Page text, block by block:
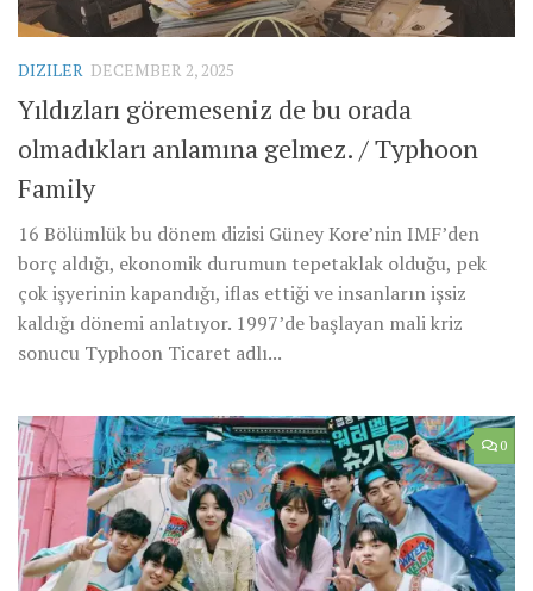
DIZILER DECEMBER 2, 2025
Yıldızları göremeseniz de bu orada
olmadıkları anlamına gelmez. / Typhoon
Family
16 Bölümlük bu dönem dizisi Güney Kore’nin IMF’den
borç aldığı, ekonomik durumun tepetaklak olduğu, pek
çok işyerinin kapandığı, iflas ettiği ve insanların işsiz
kaldığı dönemi anlatıyor. 1997’de başlayan mali kriz
sonucu Typhoon Ticaret adlı...
0